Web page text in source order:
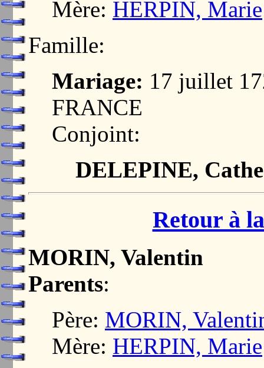
Mère: HERPIN, Marie
Famille:
Mariage: 17 juillet
FRANCE
Conjoint:
DELEPINE,
Retour à
MORIN, Valentin
Parents:
Père: MORIN,
Mère: HERPIN, Marie